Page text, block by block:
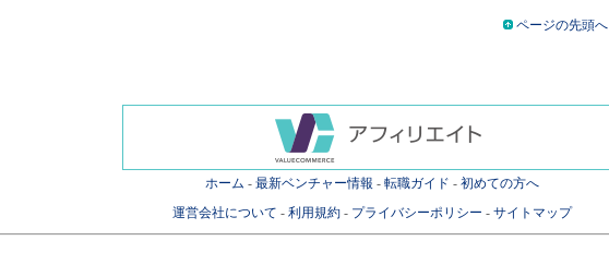
ページの先頭へ
ホーム - 最新ベンチャー情報 - 転職ガイド - 初めての方へ
運営会社について - 利用規約 - プライバシーポリシー - サイトマップ